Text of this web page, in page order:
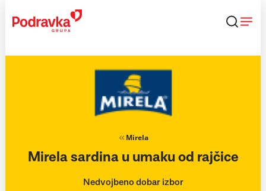
content
Mirela
Mirela sardina u umaku od rajčice
Nedvojbeno dobar izbor